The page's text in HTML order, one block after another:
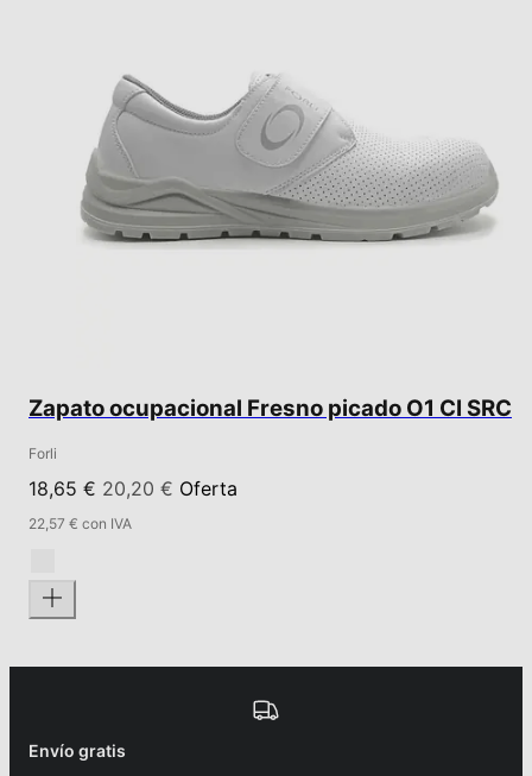
Zapato ocupacional Fresno picado O1 CI SRC
Forli
18,65 € 20,20 € Oferta
22,57 € con IVA
Envío gratis